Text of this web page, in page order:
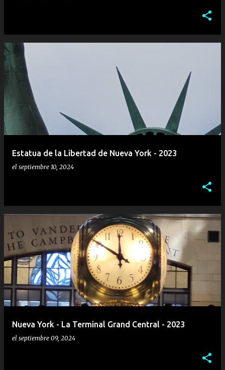
Estatua de la Libertad de Nueva York - 2023
el septiembre 10, 2024
Nueva York - La Terminal Grand Central - 2023
el septiembre 09, 2024